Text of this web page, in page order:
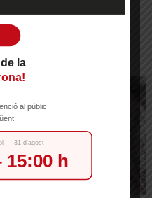
...
20/07/26